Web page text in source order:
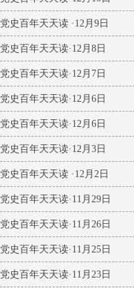
党史百年天天读 ·12月9日
党史百年天天读·12月8日
党史百年天天读·12月7日
党史百年天天读·12月6日
党史百年天天读·12月6日
党史百年天天读·12月3日
党史百年天天读 ·12月2日
党史百年天天读·11月29日
党史百年天天读·11月26日
党史百年天天读·11月25日
党史百年天天读·11月23日